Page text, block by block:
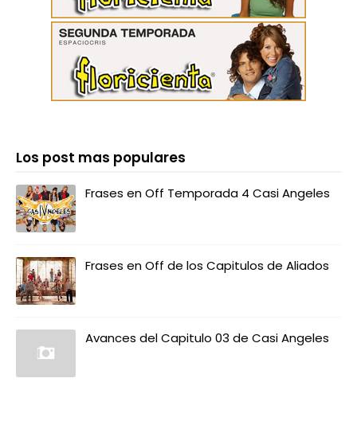
Los post mas populares
Frases en Off Temporada 4 Casi Angeles
Frases en Off de los Capitulos de Aliados
Avances del Capitulo 03 de Casi Angeles